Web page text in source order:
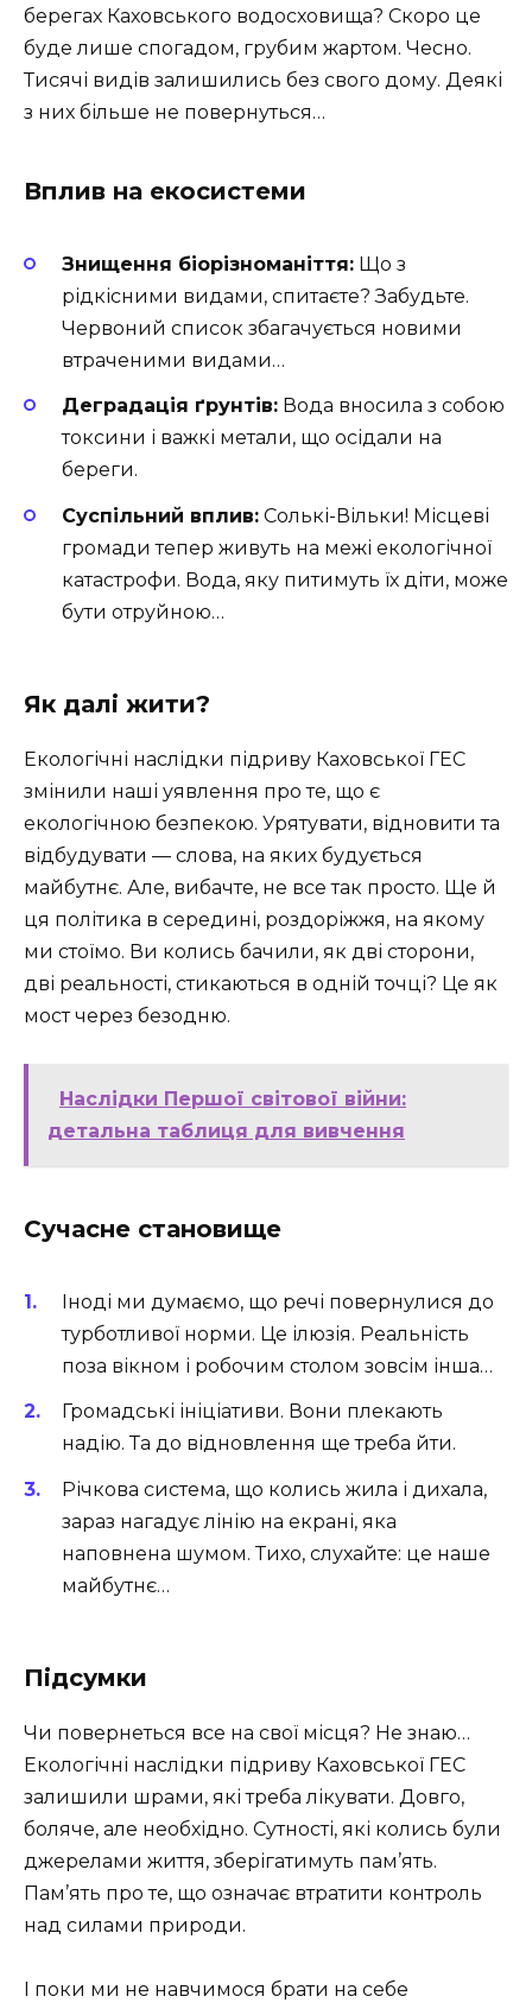
берегах Каховського водосховища? Скоро це
буде лише спогадом, грубим жартом. Чесно.
Тисячі видів залишились без свого дому. Деякі
з них більше не повернуться…
Вплив на екосистеми
Знищення біорізноманіття: Що з
рідкісними видами, спитаєте? Забудьте.
Червоний список збагачується новими
втраченими видами…
Деградація ґрунтів: Вода вносила з собою
токсини і важкі метали, що осідали на
береги.
Суспільний вплив: Солькі-Вільки! Місцеві
громади тепер живуть на межі екологічної
катастрофи. Вода, яку питимуть їх діти, може
бути отруйною…
Як далі жити?
Екологічні наслідки підриву Каховської ГЕС
змінили наші уявлення про те, що є
екологічною безпекою. Урятувати, відновити та
відбудувати — слова, на яких будується
майбутнє. Але, вибачте, не все так просто. Ще й
ця політика в середині, роздоріжжя, на якому
ми стоїмо. Ви колись бачили, як дві сторони,
дві реальності, стикаються в одній точці? Це як
мост через безодню.
Наслідки Першої світової війни:
детальна таблиця для вивчення
Сучасне становище
Іноді ми думаємо, що речі повернулися до
турботливої норми. Це ілюзія. Реальність
поза вікном і робочим столом зовсім інша…
Громадські ініціативи. Вони плекають
надію. Та до відновлення ще треба йти.
Річкова система, що колись жила і дихала,
зараз нагадує лінію на екрані, яка
наповнена шумом. Тихо, слухайте: це наше
майбутнє…
Підсумки
Чи повернеться все на свої місця? Не знаю…
Екологічні наслідки підриву Каховської ГЕС
залишили шрами, які треба лікувати. Довго,
боляче, але необхідно. Сутності, які колись були
джерелами життя, зберігатимуть пам’ять.
Пам’ять про те, що означає втратити контроль
над силами природи.
І поки ми не навчимося брати на себе